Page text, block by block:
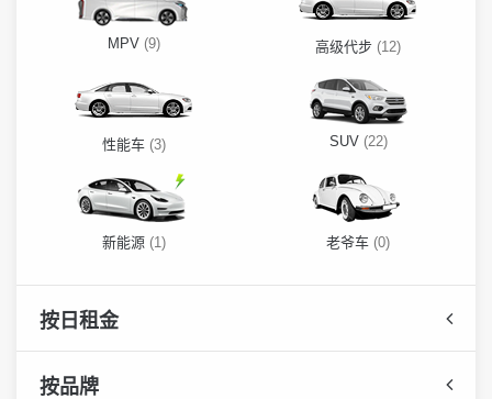
MPV (9) 高级代步 (12)
性能车 (3) SUV (22)
新能源 (1) 老爷车 (0)
按日租金
按品牌